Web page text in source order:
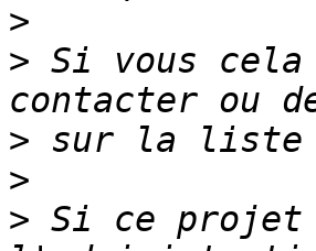
>
> Si vous cela
>
>
> Si ce projet